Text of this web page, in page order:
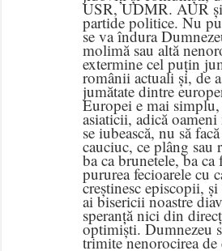
USR, UDMR. AUR
partide politice. Nu
se va îndura
molimă sau altă
extermine cel puțin
românii actuali și, de
jumătate dintre
Europei e mai
asiaticii, adică
se iubească, nu să
cauciuc, ce plâng sau
ba ca brunetele, ba ca
pururea fecioarele cu
creștinesc episcopii,
ai bisericii noastre
speranță nici din
optimiști. Dumnezeu
trimite nenorocirea de